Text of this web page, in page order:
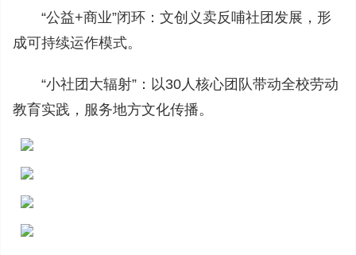
“公益+商业”闭环：文创义卖反哺社团发展，形
成可持续运作模式。
“小社团大辐射”：以30人核心团队带动全校劳动
教育实践，服务地方文化传播。